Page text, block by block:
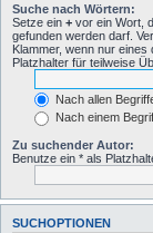
Suche nach Wörtern:
Setze ein + vor ein Wort,
gefunden werden darf.
Klammer, wenn nur
Platzhalter für teilweise
Nach allen
Nach einem
Zu suchender Autor:
Benutze ein * als
SUCHOPTIONEN